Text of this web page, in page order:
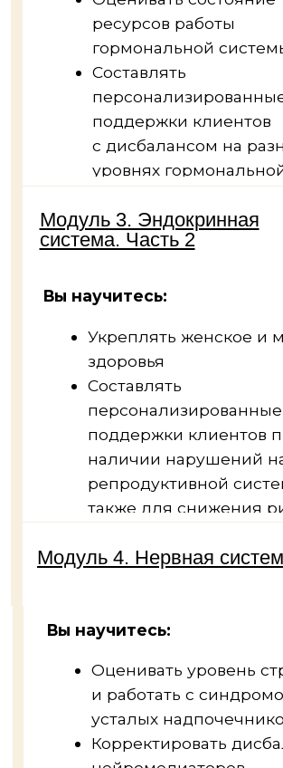
дыхательной системы
Оказывать нутрициологическую
поддержку работы верхних
и нижних дыхательных путей,
факторов риска
Модуль 9. Система
детоксикации
Оценивать состояние системы
детоксикации клиентов
поддержки системы
с учетом индивидуальных
особенностей
Модуль 10. Технологии
работы с комплексными
проблемой клиента и решать
запросы, сочетающие в себе
множество причин:
Железодефицит
атопический дерматит
Болезненные менструации,
Головные боли, мигрени
Выпадение волос, себорея
Бонусные лекции
от экспертов курса
14 уроков от Карины Фомичевой